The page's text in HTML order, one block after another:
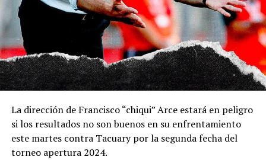
La dirección de Francisco “chiqui” Arce estará en peligro
si los resultados no son buenos en su enfrentamiento
este martes contra Tacuary por la segunda fecha del
torneo apertura 2024.